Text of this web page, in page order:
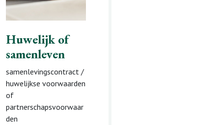
Huwelijk of
samenleven
samenlevingscontract /
huwelijkse voorwaarden
of
partnerschapsvoorwaar
den